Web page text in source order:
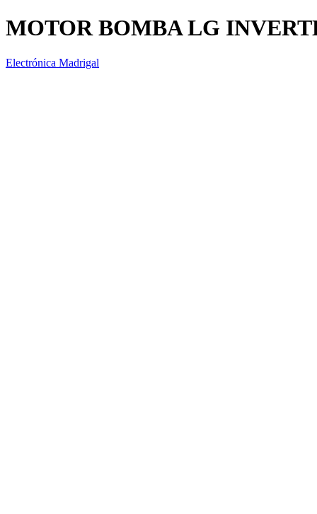
MOTOR BOMBA LG
Electrónica Madrigal